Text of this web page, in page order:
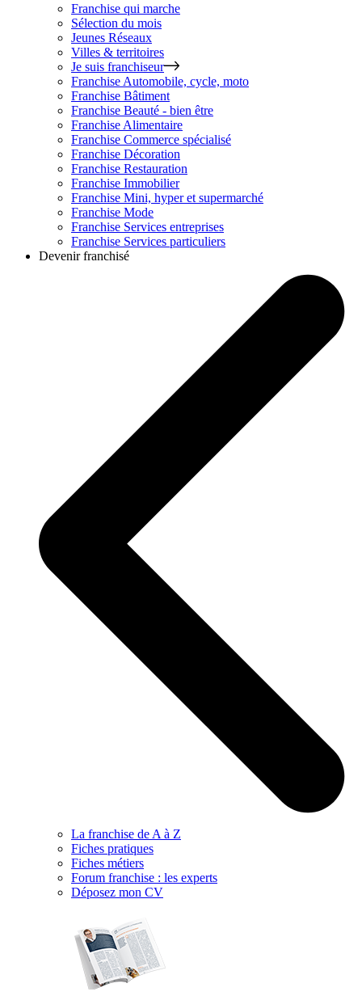
Franchise qui marche
Sélection du mois
Jeunes Réseaux
Villes & territoires
Je suis franchiseur
Franchise Automobile, cycle, moto
Franchise Bâtiment
Franchise Beauté - bien être
Franchise Alimentaire
Franchise Commerce spécialisé
Franchise Décoration
Franchise Restauration
Franchise Immobilier
Franchise Mini, hyper et supermarché
Franchise Mode
Franchise Services entreprises
Franchise Services particuliers
Devenir franchisé
La franchise de A à Z
Fiches pratiques
Fiches métiers
Forum franchise : les experts
Déposez mon CV